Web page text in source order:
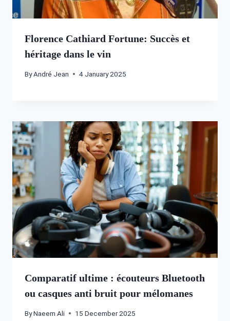
Florence Cathiard Fortune: Succès et
héritage dans le vin
ByAndré Jean 4 January 2025
Comparatif ultime : écouteurs Bluetooth
ou casques anti bruit pour mélomanes
ByNaeem Ali 15 December 2025